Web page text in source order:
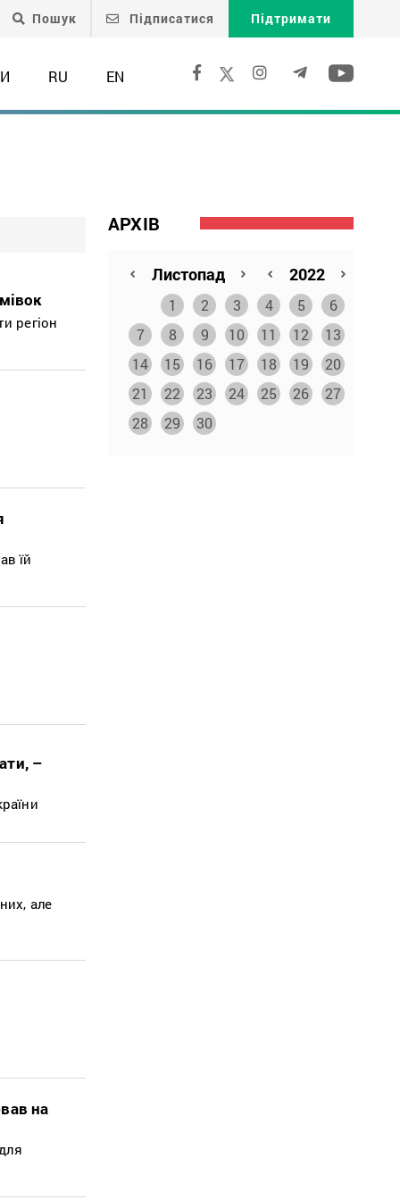
Пошук Підписатися Підтримати
RU EN
регіон
їй
–
але
на
АРХІВ
1 2 3 4 5
6
7
8 9 10 11 12
13
14
15 16 17 18 19
20
21
22 23 24 25 26
27
28
29 30